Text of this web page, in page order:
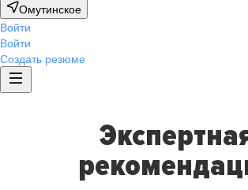
Омутинское
Войти
Войти
Создать резюме